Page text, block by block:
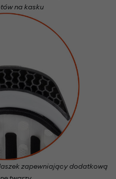
na kasku
zapewniający dodatkową